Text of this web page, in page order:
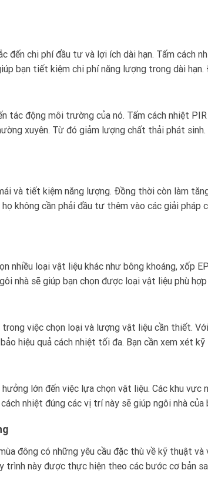
đến chi phí đầu tư và lợi ích dài hạn. Tấm cách
bạn tiết kiệm chi phí năng lượng trong dài
tác động môi trường của nó. Tấm cách nhiệt
xuyên. Từ đó giảm lượng chất thải phát
và tiết kiệm năng lượng. Đồng thời còn làm
không cần phải đầu tư thêm vào các giải
nhiều loại vật liệu khác như bông khoáng, xốp
nhà sẽ giúp bạn chọn được loại vật liệu phù
việc chọn loại và lượng vật liệu cần thiết.
hiệu quả cách nhiệt tối đa. Bạn cần xem xét
lớn đến việc lựa chọn vật liệu. Các khu
nhiệt đúng các vị trí này sẽ giúp ngôi nhà
đông có những yêu cầu đặc thù về kỹ thuật
trình này được thực hiện theo các bước cơ bản